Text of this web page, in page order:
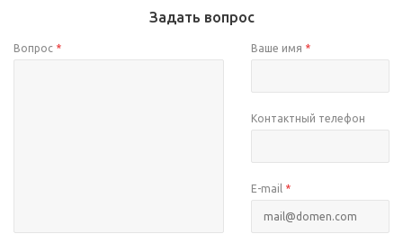
Задать вопрос
Вопрос * Ваше имя *
Контактный телефон
E-mail *